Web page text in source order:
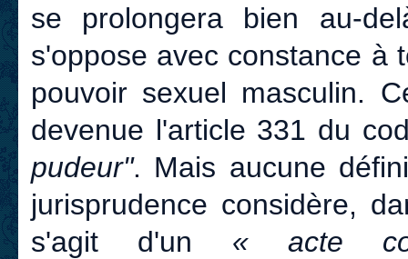
se prolongera bien au-
s'oppose avec constance à
pouvoir sexuel masculin.
devenue l'article 331 du
pudeur". Mais aucune
jurisprudence considère,
s'agit d'un « acte